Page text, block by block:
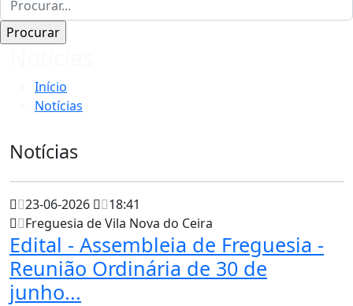
Início
Notícias
Notícias
23-06-2026
18:41
Freguesia de Vila Nova do Ceira
Edital - Assembleia de Freguesia -
Reunião Ordinária de 30 de
junho...